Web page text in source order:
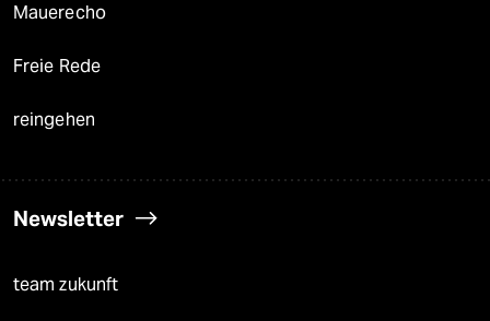
Mauerecho
Freie Rede
reingehen
Newsletter
team zukunft